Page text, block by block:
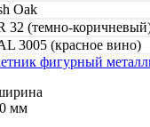
Oak
32 (темно-
3005 (красное вино)
фигурный
мм